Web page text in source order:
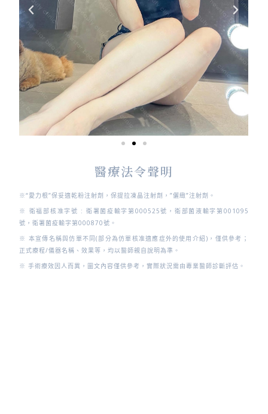
醫療法令聲明
※“愛力根”保妥適乾粉注射劑，保提拉凍晶注射劑，”儷緻”注射劑。
※ 衛福部核准字號 : 衛署菌疫輸字第000525號，衛部菌液輸字第001095
號，衛署菌疫輸字第000870號。
※ 本宣傳名稱與仿單不同(部分為仿單核准適應症外的使用介紹)，僅供參考；
正式療程/儀器名稱、效果等，均以醫師親自說明為準。
※ 手術療效因人而異，圖文內容僅供參考，實際狀況需由專業醫師診斷評估。